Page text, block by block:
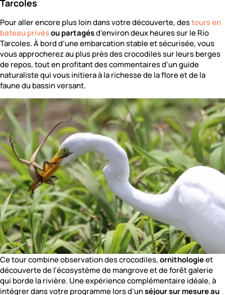
Tarcoles
Pour aller encore plus loin dans votre découverte, destours en
bateau privésou partagésd’environ deux heures sur le Rio
Tarcoles. À bord d’une embarcation stable et sécurisée, vous
vous approcherez au plus près des crocodiles sur leurs berges
de repos, tout en profitant des commentaires d’un guide
naturaliste qui vous initiera à la richesse de la flore et de la
faune du bassin versant.
Ce tour combine observation des crocodiles,ornithologieet
découverte de l’écosystème de mangrove et de forêt galerie
qui borde la rivière. Une expérience complémentaire idéale, à
intégrer dans votre programme lors d’unséjour sur mesure au